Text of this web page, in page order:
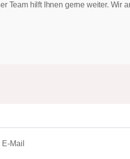
Team hilft Ihnen gerne weiter. Wir